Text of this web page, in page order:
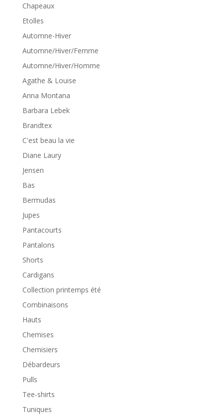
Chapeaux
Etolles
Automne-Hiver
Automne/Hiver/Femme
Automne/Hiver/Homme
Agathe & Louise
Anna Montana
Barbara Lebek
Brandtex
C'est beau la vie
Diane Laury
Jensen
Bas
Bermudas
Jupes
Pantacourts
Pantalons
Shorts
Cardigans
Collection printemps été
Combinaisons
Hauts
Chemises
Chemisiers
Débardeurs
Pulls
Tee-shirts
Tuniques